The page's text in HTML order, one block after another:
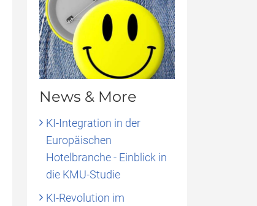
News & More
KI-Integration in der
Europäischen
Hotelbranche - Einblick in
die KMU-Studie
KI-Revolution im